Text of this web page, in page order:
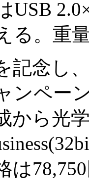
USB
る。重
念し、
ンペー
から光
は